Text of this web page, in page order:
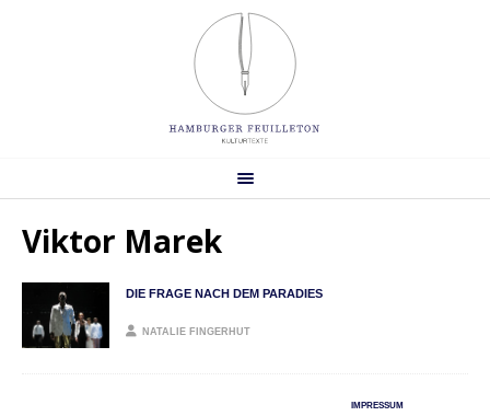
Viktor Marek
DIE FRAGE NACH DEM PARADIES
NATALIE FINGERHUT
IMPRESSUM